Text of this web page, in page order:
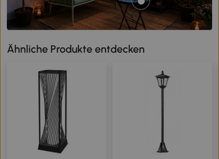
Ähnliche Produkte entdecken